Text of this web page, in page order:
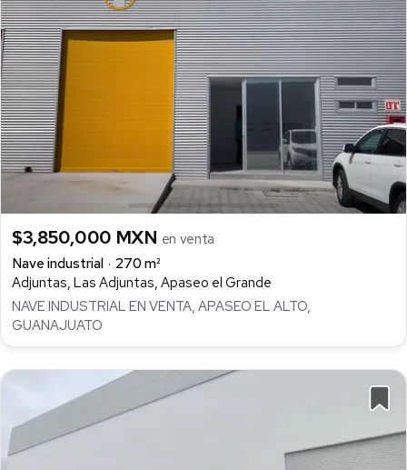
$3,850,000 MXN en venta
Nave industrial
270 m²
Adjuntas, Las Adjuntas, Apaseo el Grande
NAVE INDUSTRIAL EN VENTA, APASEO EL ALTO,
GUANAJUATO